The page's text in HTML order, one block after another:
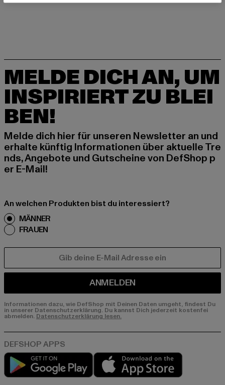
MELDE DICH AN, UM
INSPIRIERT ZU BLEI
BEN!
Melde dich hier für unseren Newsletter an und
erhalte künftig Informationen über aktuelle Tre
nds, Angebote und Gutscheine von DefShop p
er E-Mail!
An welchen Produkten bist du interessiert?
MÄNNER
FRAUEN
ANMELDEN
Informationen dazu, wie DefShop mit Deinen Daten umgeht, findest Du
in unserer Datenschutzerklärung. Du kannst Dich jederzeit kostenfei
abmelden. Datenschutzerklärung lesen.
Play market